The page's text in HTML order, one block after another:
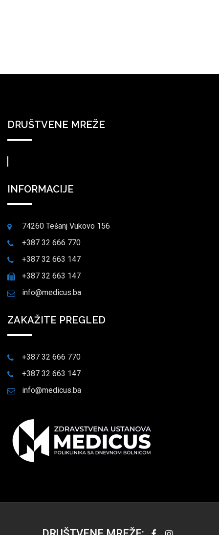
DRUŠTVENE MREŽE
INFORMACIJE
74260 Tešanj Vukovo 156
+387 32 666 770
+387 32 663 147
+387 32 663 147
info@medicus.ba
ZAKAŽITE PREGLED
+387 32 666 770
+387 32 663 147
info@medicus.ba